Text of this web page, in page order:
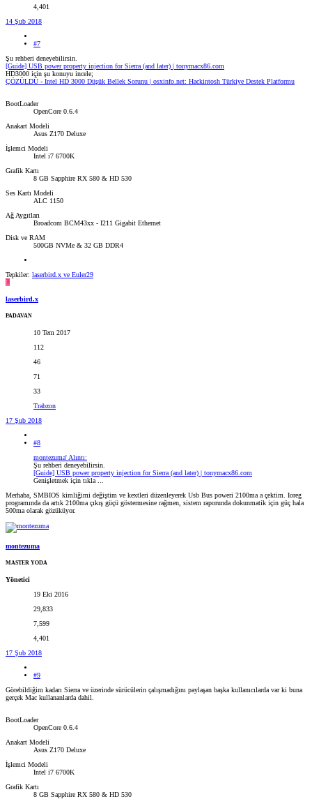
4,401
14 Şub 2018
#7
Şu rehberi deneyebilirsin.
[Guide] USB power property injection for Sierra (and later) | tonymacx86.com
HD3000 için şu konuyu incele;
ÇÖZÜLDÜ - Intel HD 3000 Düşük Bellek Sorunu | osxinfo.net: Hackintosh Türkiye Destek Platformu
BootLoader
OpenCore 0.6.4
Anakart Modeli
Asus Z170 Deluxe
İşlemci Modeli
Intel i7 6700K
Grafik Kartı
8 GB Sapphire RX 580 & HD 530
Ses Kartı Modeli
ALC 1150
Ağ Aygıtları
Broadcom BCM43xx - I211 Gigabit Ethernet
Disk ve RAM
500GB NVMe & 32 GB DDR4
Tepkiler: laserbird.x ve Euler29
L
laserbird.x
PADAVAN
10 Tem 2017
112
46
71
33
Trabzon
17 Şub 2018
#8
montezuma' Alıntı:
Şu rehberi deneyebilirsin.
[Guide] USB power property injection for Sierra (and later) | tonymacx86.com
Genişletmek için tıkla ...
Merhaba, SMBIOS kimliğimi değiştim ve kextleri düzenleyerek Usb Bus poweri 2100ma a çektim. Ioreg
programında da artık 2100ma çıkış güçü göstermesine rağmen, sistem raporunda dokunmatik için güç hala
500ma olarak gözüküyor.
montezuma
MASTER YODA
Yönetici
19 Eki 2016
29,833
7,599
4,401
17 Şub 2018
#9
Görebildiğim kadarı Sierra ve üzerinde sürücülerin çalışmadığını paylaşan başka kullanıcılarda var ki buna
gerçek Mac kullananlarda dahil.
BootLoader
OpenCore 0.6.4
Anakart Modeli
Asus Z170 Deluxe
İşlemci Modeli
Intel i7 6700K
Grafik Kartı
8 GB Sapphire RX 580 & HD 530